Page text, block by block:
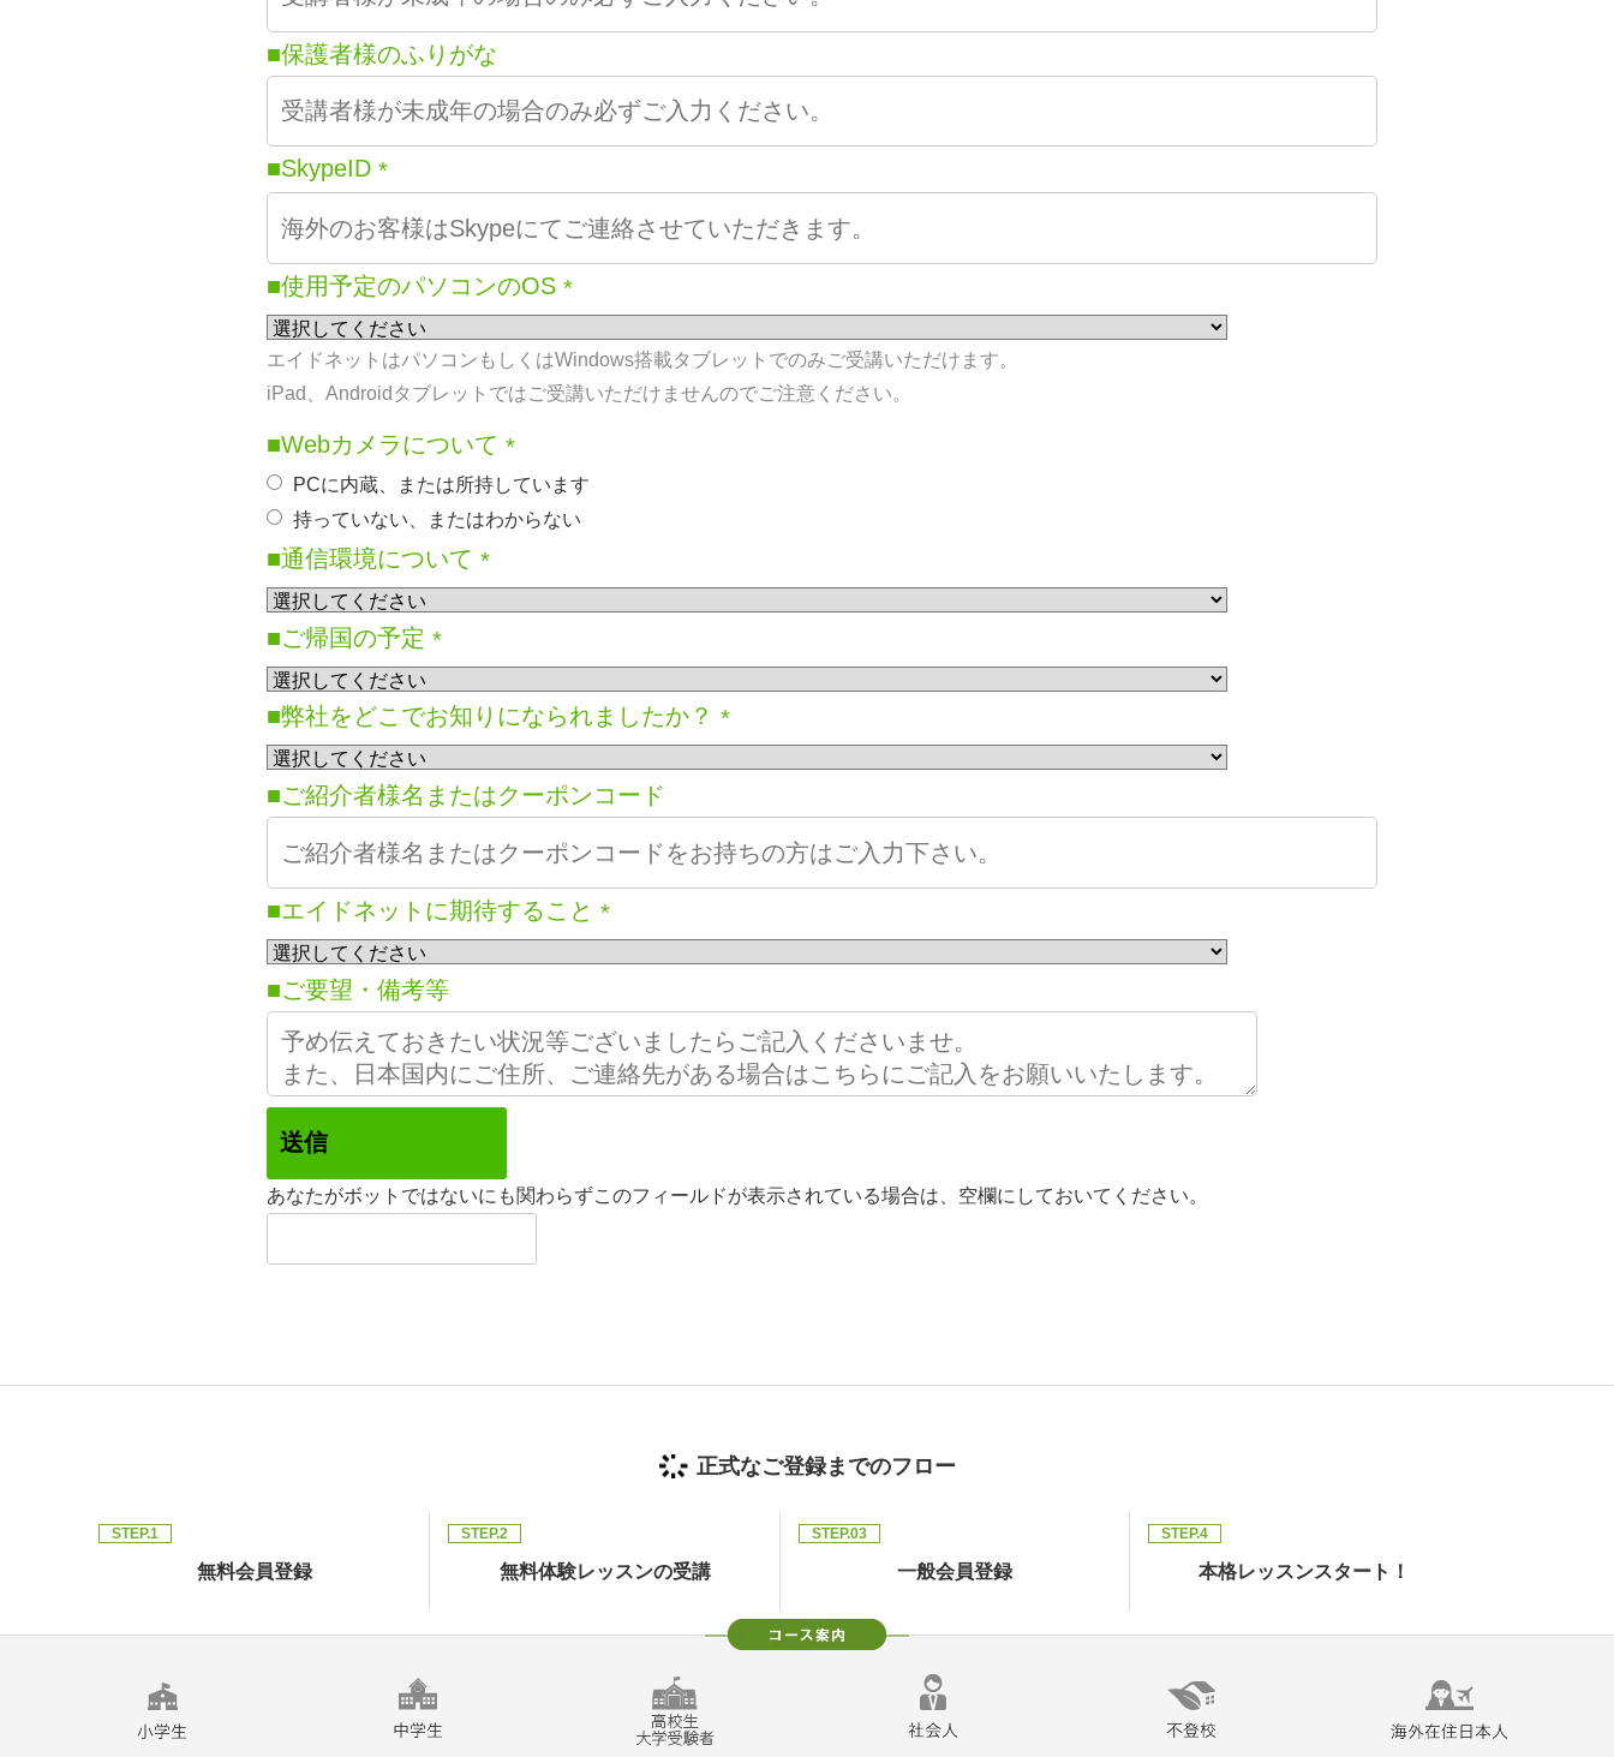
■保護者様のふりがな
■SkypeID *
■使用予定のパソコンのOS *
エイドネットはパソコンもしくはWindows搭載タブレットでのみご受講いただけます。
iPad、Androidタブレットではご受講いただけませんのでご注意ください。
■Webカメラについて *
PCに内蔵、または所持しています
持っていない、またはわからない
■通信環境について *
■ご帰国の予定 *
■弊社をどこでお知りになられましたか？ *
■ご紹介者様名またはクーポンコード
■エイドネットに期待すること *
■ご要望・備考等
あなたがボットではないにも関わらずこのフィールドが表示されている場合は、空欄にしておいてください。
正式なご登録までのフロー
STEP.1
無料会員登録
STEP.2
無料体験レッスンの受講
STEP.03
一般会員登録
STEP.4
本格レッスンスタート！